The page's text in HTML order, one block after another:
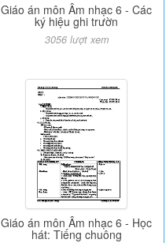
Giáo án môn Âm nhạc 6 - Các
ký hiệu ghi trườn
3056 lượt xem
Giáo án môn Âm nhạc 6 - Học
hát: Tiếng chuông